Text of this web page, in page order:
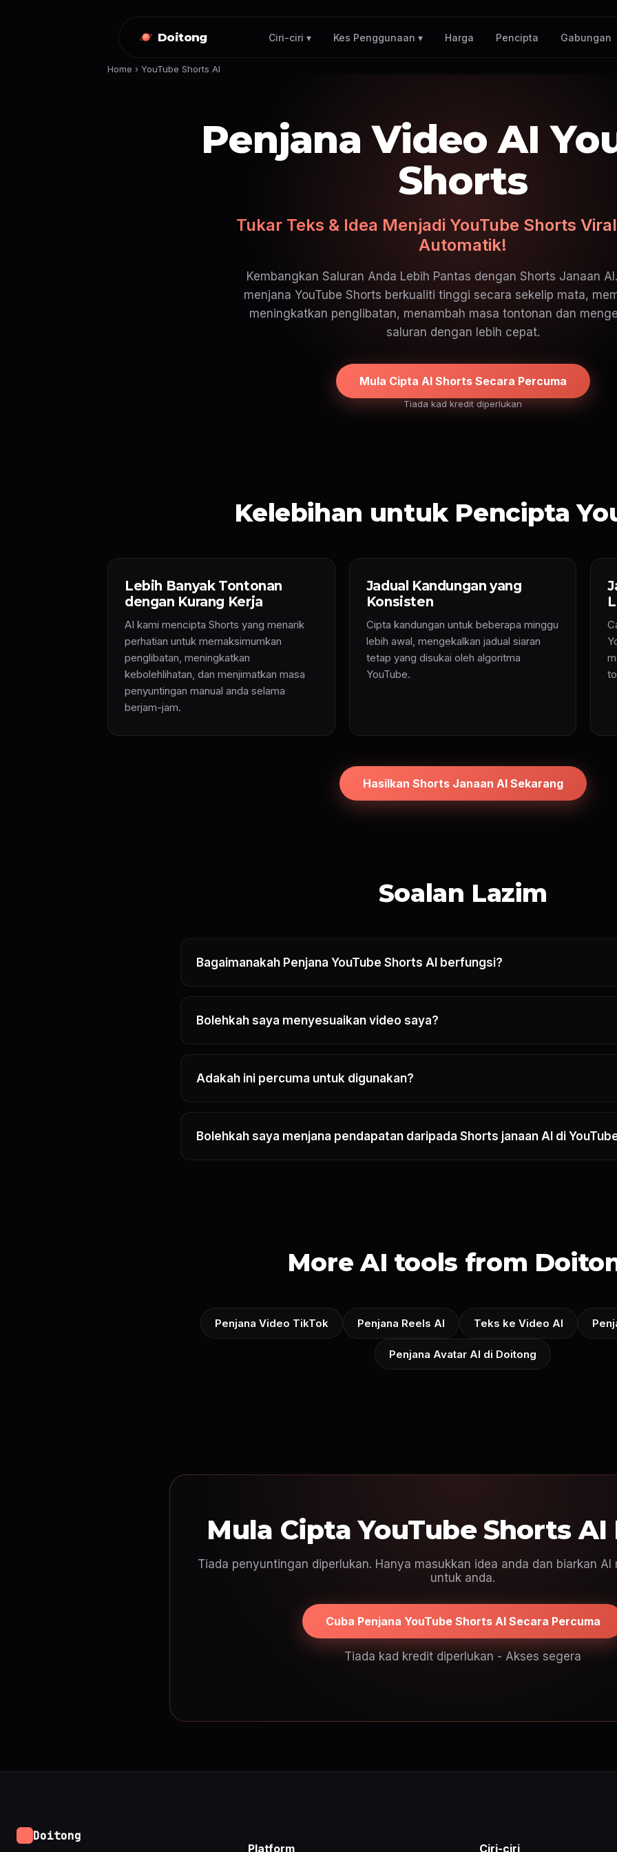
Doitong Ciri-ciri ▾ Kes Penggunaan ▾ Harga Pencipta Gabungan
Home › YouTube Shorts AI
Penjana Video AI
Shorts
Tukar Teks & Idea Menjadi YouTube Shorts
Automatik!
Kembangkan Saluran Anda Lebih Pantas dengan Shorts Janaan
menjana YouTube Shorts berkualiti tinggi secara sekelip mata,
meningkatkan penglibatan, menambah masa tontonan dan
saluran dengan lebih cepat.
Mula Cipta AI Shorts Secara Percuma
Tiada kad kredit diperlukan
Kelebihan untuk Pencipta
Lebih Banyak Tontonan
dengan Kurang Kerja
AI kami mencipta Shorts yang menarik
perhatian untuk memaksimumkan
penglibatan, meningkatkan
kebolehlihatan, dan menjimatkan masa
penyuntingan manual anda selama
berjam-jam.
Jadual Kandungan yang
Konsisten
Cipta kandungan untuk beberapa minggu
lebih awal, mengekalkan jadual siaran
tetap yang disukai oleh algoritma
YouTube.
Hasilkan Shorts Janaan AI Sekarang
Soalan Lazim
Bagaimanakah Penjana YouTube Shorts AI berfungsi?
Bolehkah saya menyesuaikan video saya?
Adakah ini percuma untuk digunakan?
Bolehkah saya menjana pendapatan daripada Shorts janaan AI di
More AI tools from
Penjana Video TikTok Penjana Reels AI Teks ke Video AI
Penjana Avatar AI di Doitong
Mula Cipta YouTube Shorts AI
Tiada penyuntingan diperlukan. Hanya masukkan idea anda dan biarkan AI
untuk anda.
Cuba Penjana YouTube Shorts AI Secara Percuma
Tiada kad kredit diperlukan - Akses segera
Doitong
Platform Ciri-ciri